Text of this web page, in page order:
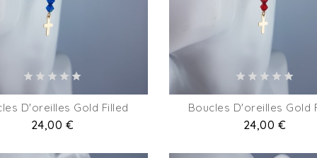
D'oreilles Gold Filled
Prix
24,00 €
Boucles D'oreilles Gold
Prix
24,00 €